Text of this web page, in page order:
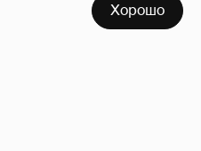
Хорошо